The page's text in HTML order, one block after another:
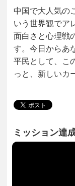
中国で大人気の
いう世界観でア
面白さと心理戦
す。今日からあ
平民として、こ
っと、新しいカ
ミッション達